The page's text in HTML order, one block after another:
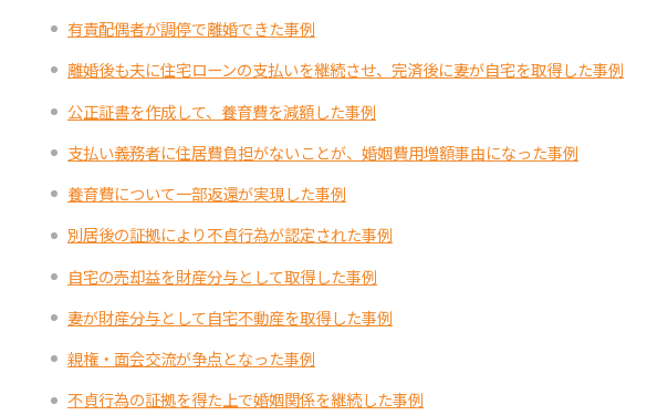
有責配偶者が調停で離婚できた事例
離婚後も夫に住宅ローンの支払いを継続させ、完済後に妻が自宅を取得した事例
公正証書を作成して、養育費を減額した事例
支払い義務者に住居費負担がないことが、婚姻費用増額事由になった事例
養育費について一部返還が実現した事例
別居後の証拠により不貞行為が認定された事例
自宅の売却益を財産分与として取得した事例
妻が財産分与として自宅不動産を取得した事例
親権・面会交流が争点となった事例
不貞行為の証拠を得た上で婚姻関係を継続した事例